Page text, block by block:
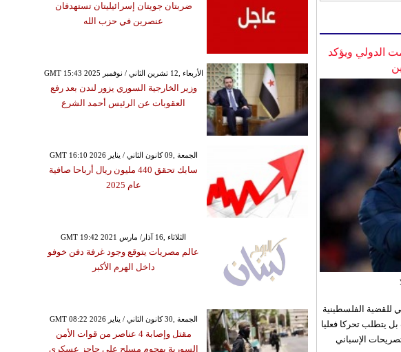
الدولي ويؤكد
للقضية الفلسطينية
يتطلب تحركا فعليا
الإسباني
ضربتان جويتان إسرائيليتان تستهدفان
عنصرين في حزب الله
GMT 15:43 2025 الأربعاء ,12 تشرين الثاني / نوفمبر
وزير الخارجية السوري يزور لندن بعد رفع
العقوبات عن الرئيس أحمد الشرع
GMT 16:10 2026 الجمعة ,09 كانون الثاني / يناير
سابك تحقق 440 مليون ريال أرباحا صافية
عام 2025
GMT 19:42 2021 الثلاثاء ,16 آذار/ مارس
عالم مصريات يتوقع وجود غرفة دفن خوفو
داخل الهرم الأكبر
GMT 08:22 2026 الجمعة ,30 كانون الثاني / يناير
مقتل وإصابة 4 عناصر من قوات الأمن
السورية بهجوم مسلح على حاجز عسكري